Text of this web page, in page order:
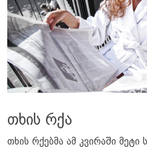
თხის რქა
თხის რქებმა ამ კვირაში